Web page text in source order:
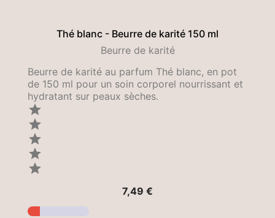
Thé blanc - Beurre de karité 150 ml
Beurre de karité
Beurre de karité au parfum Thé blanc, en pot
de 150 ml pour un soin corporel nourrissant et
hydratant sur peaux sèches.





7,49 €